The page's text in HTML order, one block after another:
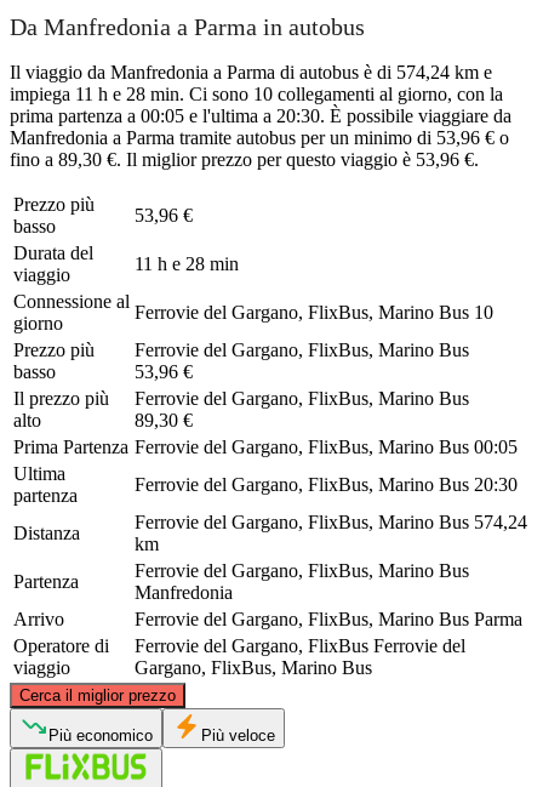
Da Manfredonia a Parma in autobus
Il viaggio da Manfredonia a Parma di autobus è di 574,24 km e
impiega 11 h e 28 min. Ci sono 10 collegamenti al giorno, con la
prima partenza a 00:05 e l'ultima a 20:30. È possibile viaggiare da
Manfredonia a Parma tramite autobus per un minimo di 53,96 € o
fino a 89,30 €. Il miglior prezzo per questo viaggio è 53,96 €.
Prezzo più
basso
53,96 €
Durata del
viaggio
11 h e 28 min
Connessione al
giorno
Ferrovie del Gargano, FlixBus, Marino Bus 10
Prezzo più
basso
Ferrovie del Gargano, FlixBus, Marino Bus
53,96 €
Il prezzo più
alto
Ferrovie del Gargano, FlixBus, Marino Bus
89,30 €
Prima Partenza Ferrovie del Gargano, FlixBus, Marino Bus 00:05
Ultima
partenza
Ferrovie del Gargano, FlixBus, Marino Bus 20:30
Distanza
Ferrovie del Gargano, FlixBus, Marino Bus 574,24
km
Partenza
Ferrovie del Gargano, FlixBus, Marino Bus
Manfredonia
Arrivo
Ferrovie del Gargano, FlixBus, Marino Bus Parma
Operatore di
viaggio
Ferrovie del Gargano, FlixBus Ferrovie del
Gargano, FlixBus, Marino Bus
Cerca il miglior prezzo
Parma
©CARTO, ©OpenStreetMap
Più economico Più veloce